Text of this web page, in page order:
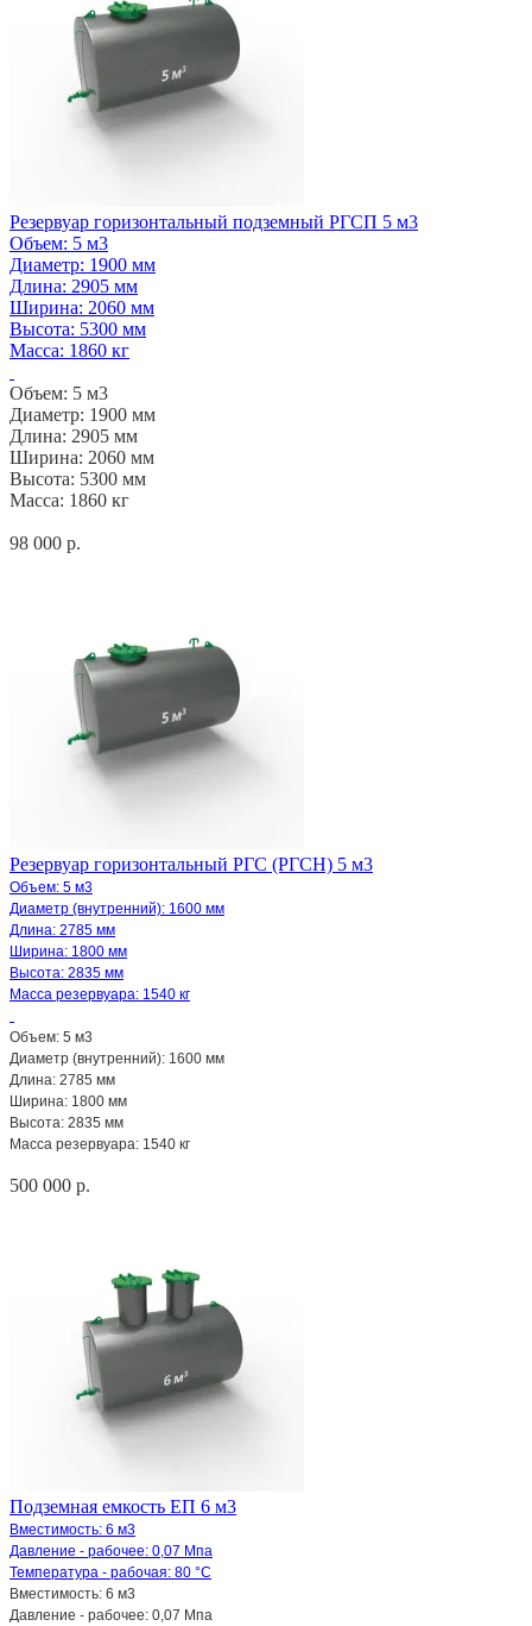
Резервуар горизонтальный подземный РГСП 5 м3
Объем: 5 м3
Диаметр: 1900 мм
Длина: 2905 мм
Ширина: 2060 мм
Высота: 5300 мм
Масса: 1860 кг
Объем: 5 м3
Диаметр: 1900 мм
Длина: 2905 мм
Ширина: 2060 мм
Высота: 5300 мм
Масса: 1860 кг
98 000 р.
Резервуар горизонтальный РГС (РГСН) 5 м3
Объем: 5 м3
Диаметр (внутренний): 1600 мм
Длина: 2785 мм
Ширина: 1800 мм
Высота: 2835 мм
Масса резервуара: 1540 кг
Объем: 5 м3
Диаметр (внутренний): 1600 мм
Длина: 2785 мм
Ширина: 1800 мм
Высота: 2835 мм
Масса резервуара: 1540 кг
500 000 р.
Подземная емкость ЕП 6 м3
Вместимость: 6 м3
Давление - рабочее: 0,07 Мпа
Температура - рабочая: 80 °С
Вместимость: 6 м3
Давление - рабочее: 0,07 Мпа